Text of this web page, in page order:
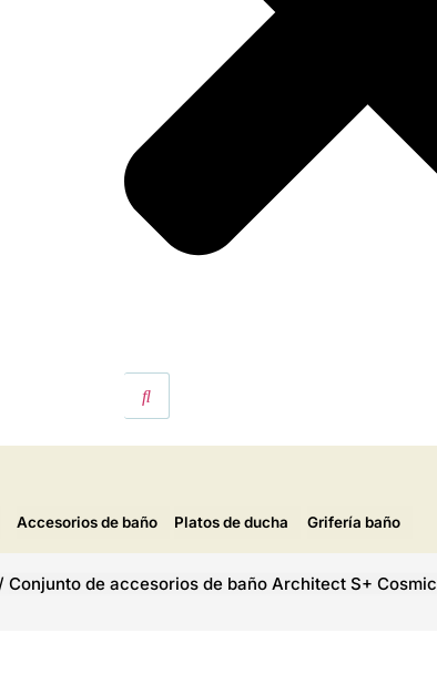
Accesorios de baño Platos de ducha Grifería baño
/Conjunto de accesorios de baño Architect S+ Cosmic